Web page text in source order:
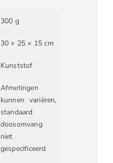
300 g
30 × 25 × 15 cm
Kunststof
Afmetingen
kunnen variëren,
standaard
doosomvang
niet
gespecificeerd